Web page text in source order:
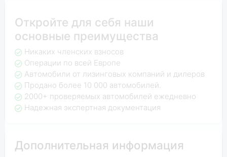
Откройте для себя наши
основные преимущества
Никаких членских взносов
Операции по всей Европе
Автомобили от лизинговых компаний и дилеров
Продано более 10 000 автомобилей.
2000+ проверяемых автомобилей ежедневно
Надежная экспертная документация
Дополнительная информация